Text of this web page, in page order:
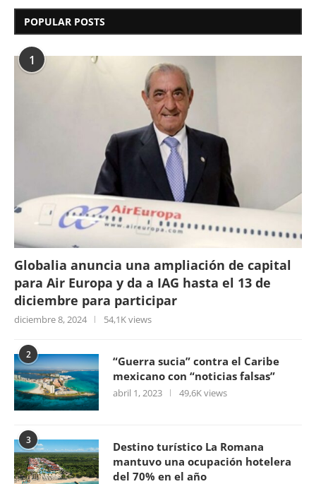
POPULAR POSTS
1
Globalia anuncia una ampliación de capital
para Air Europa y da a IAG hasta el 13 de
diciembre para participar
diciembre 8, 2024 54,1K views
2
“Guerra sucia” contra el Caribe
mexicano con “noticias falsas”
abril 1, 2023 49,6K views
3
Destino turístico La Romana
mantuvo una ocupación hotelera
del 70% en el año